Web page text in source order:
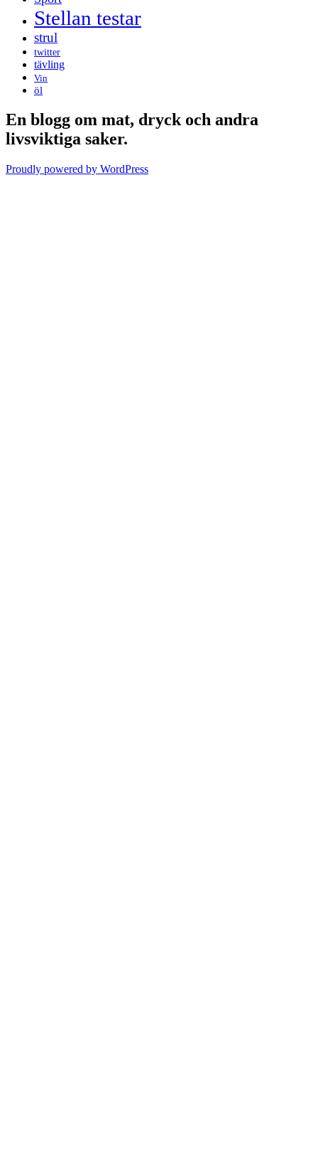
Stellan testar
strul
twitter
tävling
Vin
öl
En blogg om mat, dryck och andra
livsviktiga saker.
Proudly powered by WordPress